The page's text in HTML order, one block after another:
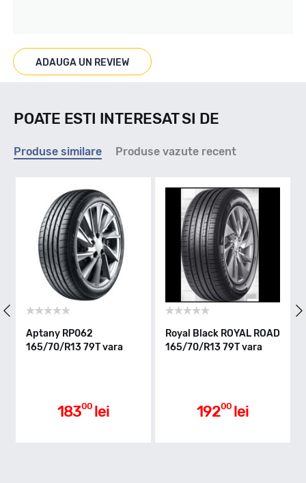
Marcat M+S
Indice viteza
T - max 190km/h
Indice greutate
Aderenta pe carosabil ud
ADAUGA UN REVIEW
POATE ESTI INTERESAT SI DE
Produse similare Produse vazute recent
79T vara
Royal Black ROYAL ROAD
165/70/R13 79T vara
Matador MP47
HECTORRA 3